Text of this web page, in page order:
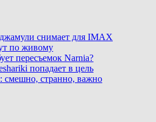
снимает для IMAX
по живому
пересъемок Narnia?
попадает в цель
смешно, странно, важно